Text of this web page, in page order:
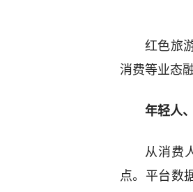
红色旅
消费等业态
年轻人
从消费
点。平台数